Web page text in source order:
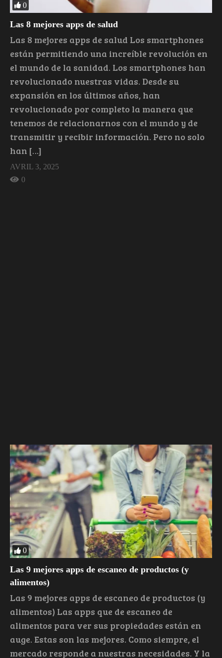
0
Las 8 mejores apps de salud
Las 8 mejores apps de salud Los smartphones
están permitiendo una increíble revolución en
el mundo de la sanidad. Los smartphones han
revolucionado nuestras vidas. Desde su
expansión en los últimos años, han
revolucionado por completo la manera que
tenemos de relacionarnos con el mundo y de
transmitir y recibir información. Pero no solo
han […]
AVRIL 3, 2025
0
0
Las 9 mejores apps de escaneo de productos (y
alimentos)
Las 9 mejores apps de escaneo de productos (y
alimentos) Las apps que de escaneo de
alimentos para ver sus propiedades están en
auge. Estas son las mejores. Como siempre, el
mercado responde a nuestras necesidades. Y la